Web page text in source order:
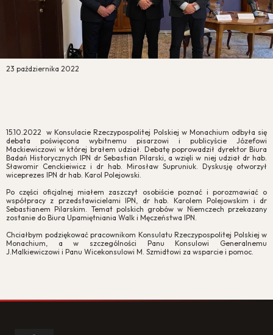
23 października 2022
15.10.2022 w Konsulacie Rzeczypospolitej Polskiej w Monachium odbyła się
debata poświęcona wybitnemu pisarzowi i publicyście Józefowi
Mackiewiczowi w której brałem udział. Debatę poprowadził dyrektor Biura
Badań Historycznych IPN dr Sebastian Pilarski, a wzięli w niej udział dr hab.
Sławomir Cenckieiwicz i dr hab. Mirosław Supruniuk. Dyskusję otworzył
wiceprezes IPN dr hab. Karol Polejowski.
Po części oficjalnej miałem zaszczyt osobiście poznać i porozmawiać o
współpracy z przedstawicielami IPN, dr hab. Karolem Polejowskim i dr
Sebastianem Pilarskim. Temat polskich grobów w Niemczech przekazany
zostanie do Biura Upamiętniania Walk i Męczeństwa IPN.
Chciałbym podziękować pracownikom Konsulatu Rzeczypospolitej Polskiej w
Monachium, a w szczególności Panu Konsulowi Generalnemu
J.Malkiewiczowi i Panu Wicekonsulowi M. Szmidtowi za wsparcie i pomoc.